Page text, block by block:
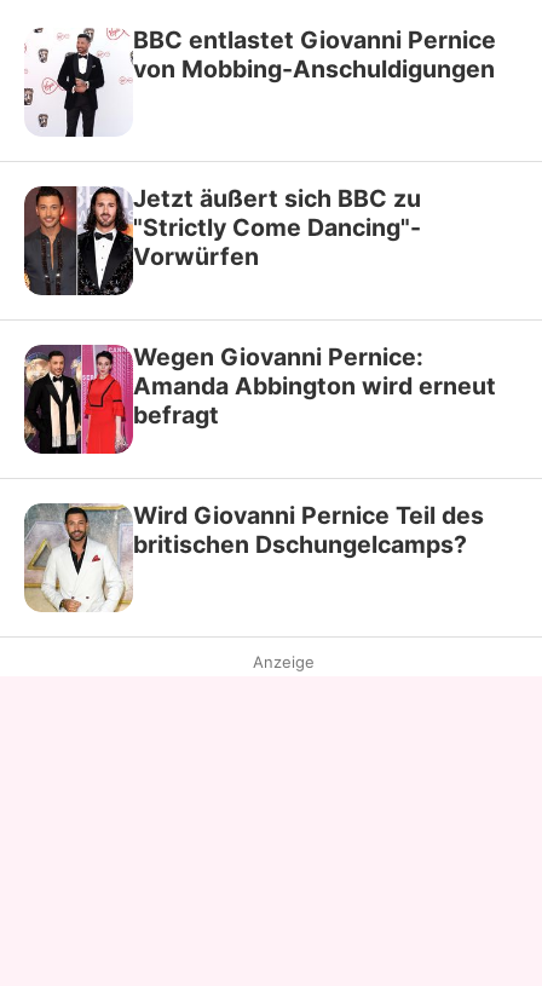
BBC entlastet Giovanni Pernice
von Mobbing-Anschuldigungen
Jetzt äußert sich BBC zu
"Strictly Come Dancing"-
Vorwürfen
Wegen Giovanni Pernice:
Amanda Abbington wird erneut
befragt
Wird Giovanni Pernice Teil des
britischen Dschungelcamps?
Anzeige